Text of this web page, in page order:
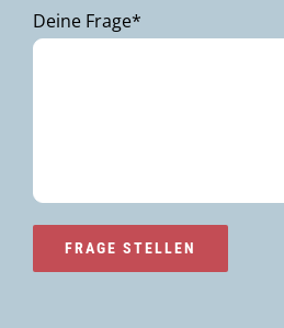
Deine Frage*